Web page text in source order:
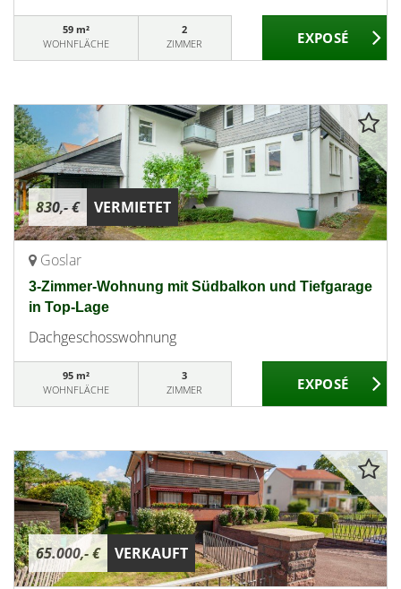
59 m²
WOHNFLÄCHE
2
ZIMMER
830,- € VERMIETET
Goslar
3-Zimmer-Wohnung mit Südbalkon und Tiefgarage
in Top-Lage
Dachgeschosswohnung
95 m²
WOHNFLÄCHE
3
ZIMMER
65.000,- € VERKAUFT